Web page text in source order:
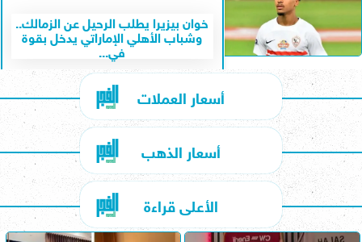
خوان بيزيرا يطلب الرحيل عن الزمالك..
وشباب الأهلي الإماراتي يدخل بقوة
في...
أسعار العملات
أسعار الذهب
الأعلى قراءة